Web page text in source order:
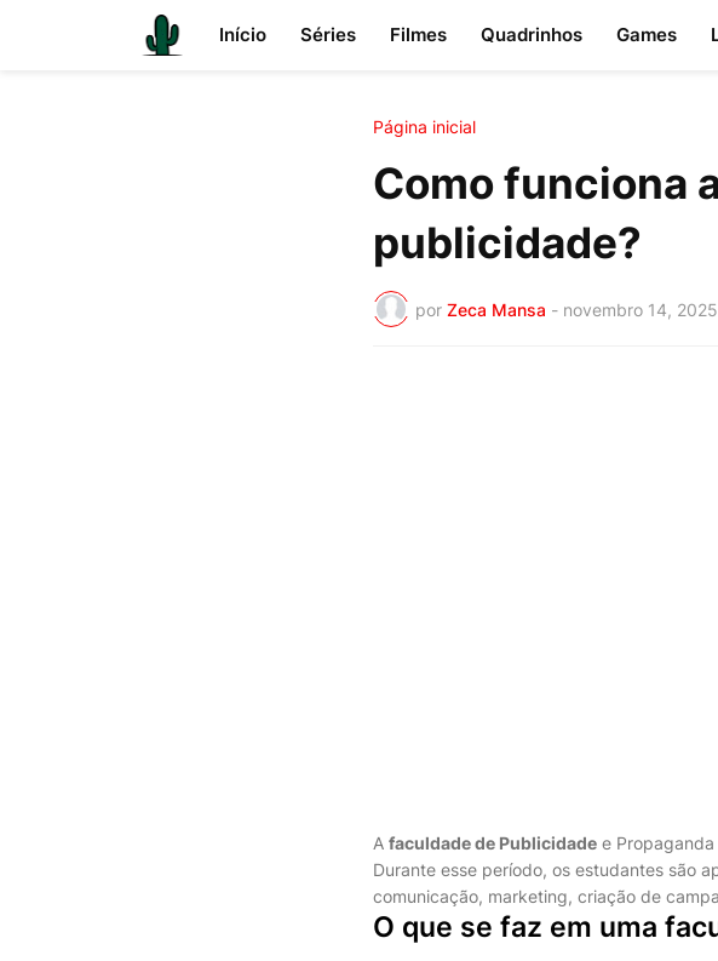
Início Séries Filmes Quadrinhos Games
Página inicial
Como funciona
publicidade?
por Zeca Mansa - novembro 14, 2025
A faculdade de Publicidade e
Durante esse período, os estudantes são
comunicação, marketing, criação de
O que se faz em uma